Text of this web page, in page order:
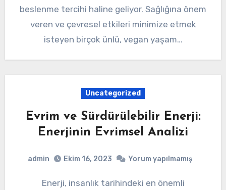
beslenme tercihi haline geliyor. Sağlığına önem
veren ve çevresel etkileri minimize etmek
isteyen birçok ünlü, vegan yaşam…
Uncategorized
Evrim ve Sürdürülebilir Enerji:
Enerjinin Evrimsel Analizi
admin Ekim 16, 2023 Yorum yapılmamış
Enerji, insanlık tarihindeki en önemli